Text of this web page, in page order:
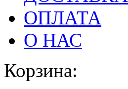
ОПЛАТА
О НАС
Корзина: